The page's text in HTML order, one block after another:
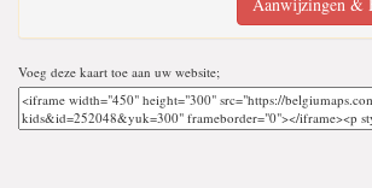
Aanwijzingen &
Voeg deze kaart toe aan uw website;